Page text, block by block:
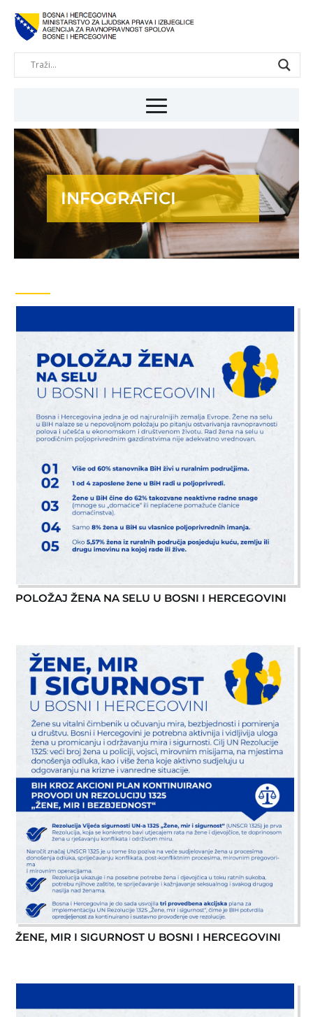
INFOGRAFICI
POLOŽAJ ŽENA NA SELU U BOSNI I HERCEGOVINI
ŽENE, MIR I SIGURNOST U BOSNI I HERCEGOVINI